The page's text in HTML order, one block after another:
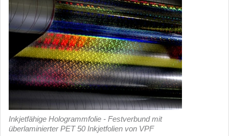
Inkjetfähige Hologrammfolie - Festverbund mit
überlaminierter PET 50 Inkjetfolien von VPF